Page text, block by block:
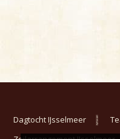
Dagtocht IJsselmeer